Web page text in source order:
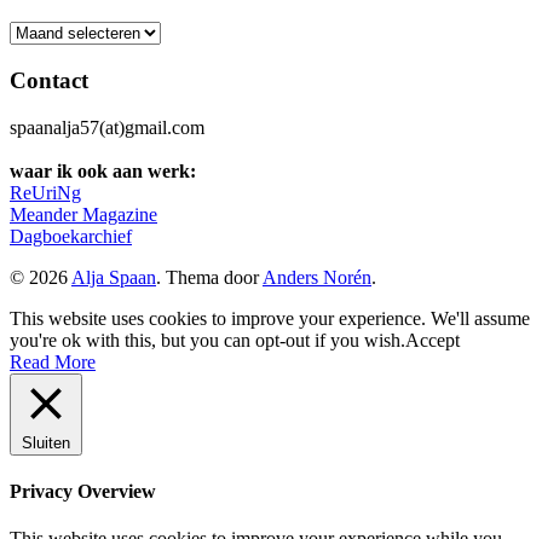
Archief
Contact
spaanalja57(at)gmail.com
waar ik ook aan werk:
ReUriNg
Meander Magazine
Dagboekarchief
© 2026 Alja Spaan. Thema doorAnders Norén.
This website uses cookies to improve your experience. We'll assume
you're ok with this, but you can opt-out if you wish.Accept
Read More
Sluiten
Privacy Overview